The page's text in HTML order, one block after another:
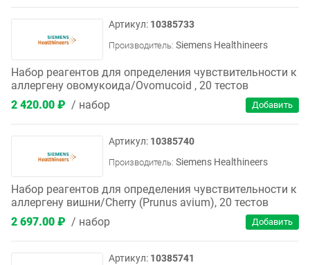
10385733
Производитель:Siemens Healthineers
Набор реагентов для определения чувствительности к
аллергену овомукоида/Ovomucoid , 20 тестов
2 420.00 ₽
набор
10385740
Производитель:Siemens Healthineers
Набор реагентов для определения чувствительности к
аллергену вишни/Cherry (Prunus avium), 20 тестов
2 697.00 ₽
набор
10385741